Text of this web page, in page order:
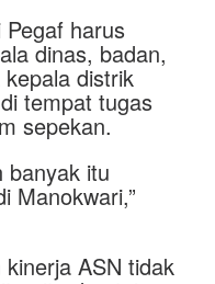
Pegaf harus
dinas, badan,
distrik
tempat tugas
sepekan.
banyak itu
Manokwari,”
ASN tidak